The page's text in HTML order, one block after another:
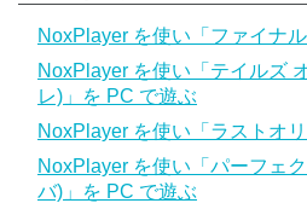
NoxPlayer を使い「ファイナ
NoxPlayer を使い「テイルズ
レ)」を PC で遊ぶ
NoxPlayer を使い「ラストオ
NoxPlayer を使い「パーフェ
バ)」を PC で遊ぶ